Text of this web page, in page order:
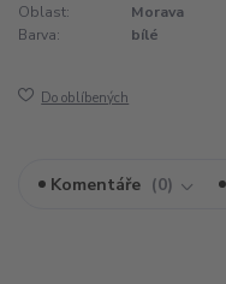
Oblast:
Morava
Barva:
bílé
Do oblíbených
Komentáře 0